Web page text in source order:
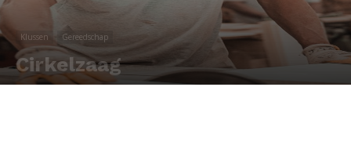
Klussen Gereedschap
Cirkelzaag
Door Redactie -